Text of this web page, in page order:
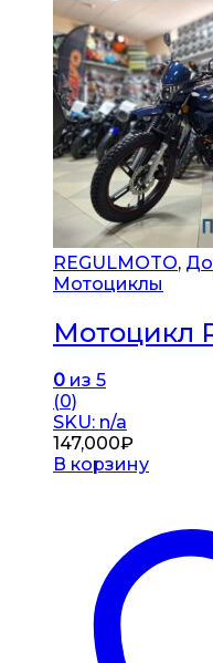
REGULMOTO,
Мотоциклы
Мотоцикл
0 из 5
(0)
SKU: n/a
147,000₽
В корзину